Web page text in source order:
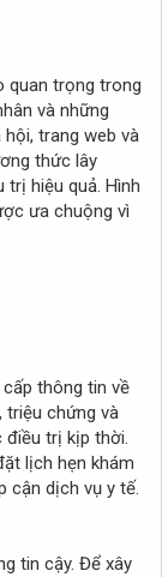
quan trọng trong
và những
trang web và
thức lây
trị hiệu quả. Hình
ưa chuộng vì
thông tin về
triệu chứng và
điều trị kịp thời.
lịch hẹn khám
cận dịch vụ y tế.
tin cậy. Để xây